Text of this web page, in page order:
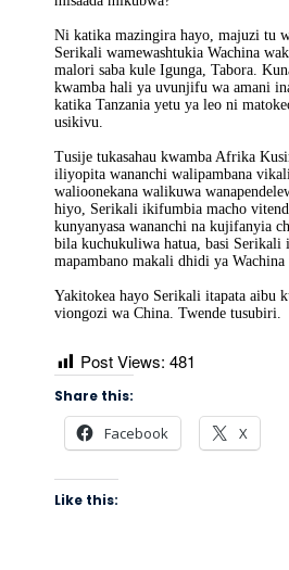
Ni katika mazingira hayo, majuzi tu
Serikali wamewashtukia Wachina
malori saba kule Igunga, Tabora.
kwamba hali ya uvunjifu wa amani
katika Tanzania yetu ya leo ni
usikivu.
Tusije tukasahau kwamba Afrika
iliyopita wananchi walipambana
walioonekana walikuwa
hiyo, Serikali ikifumbia macho
kunyanyasa wananchi na kujifanyia
bila kuchukuliwa hatua, basi Serikali
mapambano makali dhidi ya
Yakitokea hayo Serikali itapata aibu
viongozi wa China. Twende tusubiri.
Post Views: 481
Share this:
Facebook X
Like this: